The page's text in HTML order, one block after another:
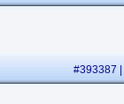
#393387 |